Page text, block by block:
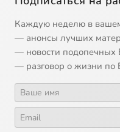
Каждую неделю в
— анонсы лучших
— новости подопечных
— разговор о жизни по